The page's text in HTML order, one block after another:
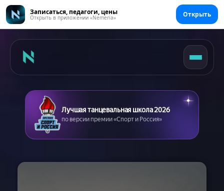
Записаться, педагоги, цены
Открыть в приложении «Nemeria» Открыть
Главная
Цены
Абонементы
Лучшая танцевальная школа 2026
по версии премии «Спорт и Россия»